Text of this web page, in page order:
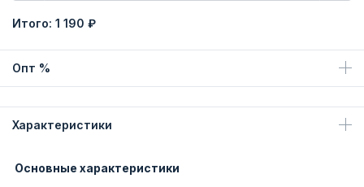
Итого: 1 190 ₽
Опт %
Характеристики
Основные характеристики